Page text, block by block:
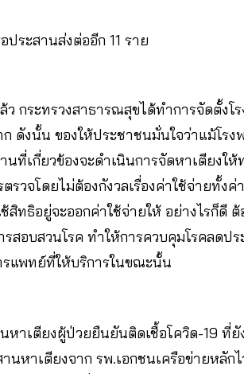
ประสานส่งต่ออีก 11 ราย
ว กระทรวงสาธารณสุขได้ทำการจัดตั้งโ
ดังนั้น ของให้ประชาชนมั่นใจว่าแม้โร
ที่เกี่ยวข้องจะดำเนินการจัดหาเตียงให้
วจโดยไม่ต้องกังวลเรื่องค่าใช้จ่ายทั้งค่
ทธิอยู่จะออกค่าใช้จ่ายให้ อย่างไรก็ดี ต้
สอบสวนโรค ทำให้การควบคุมโรคลดป
แพทย์ที่ให้บริการในขณะนั้น
าเตียงผู้ป่วยยืนยันติดเชื้อโควิด-19 ที่ยั
หาเตียงจาก รพ.เอกชนเครือข่ายหลัก